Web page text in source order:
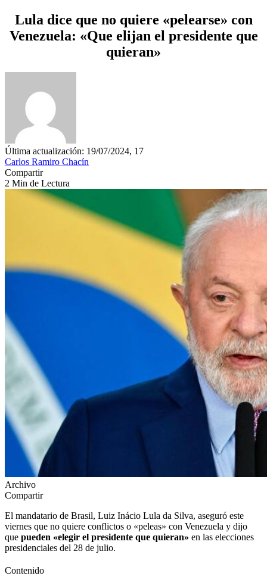
Lula dice que no quiere «pelearse» con
Venezuela: «Que elijan el presidente que
quieran»
Última actualización: 19/07/2024, 17
Carlos Ramiro Chacín
Compartir
2 Min de Lectura
Archivo
Compartir
El mandatario de Brasil, Luiz Inácio Lula da Silva, aseguró este
viernes que no quiere conflictos o «peleas» con Venezuela y dijo
que pueden «elegir el presidente que quieran» en las elecciones
presidenciales del 28 de julio.
Contenido